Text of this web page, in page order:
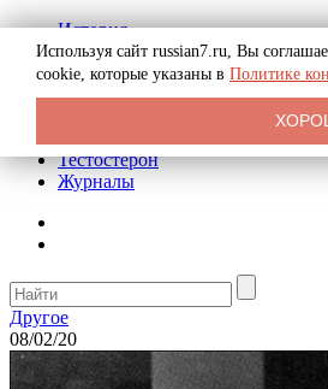
История
Биография
Криминал
Реклама на сайте
Тестостерон
Журналы
Другое
08/02/20
Используя сайт russian7.ru, Вы
cookie, которые указаны в Политике